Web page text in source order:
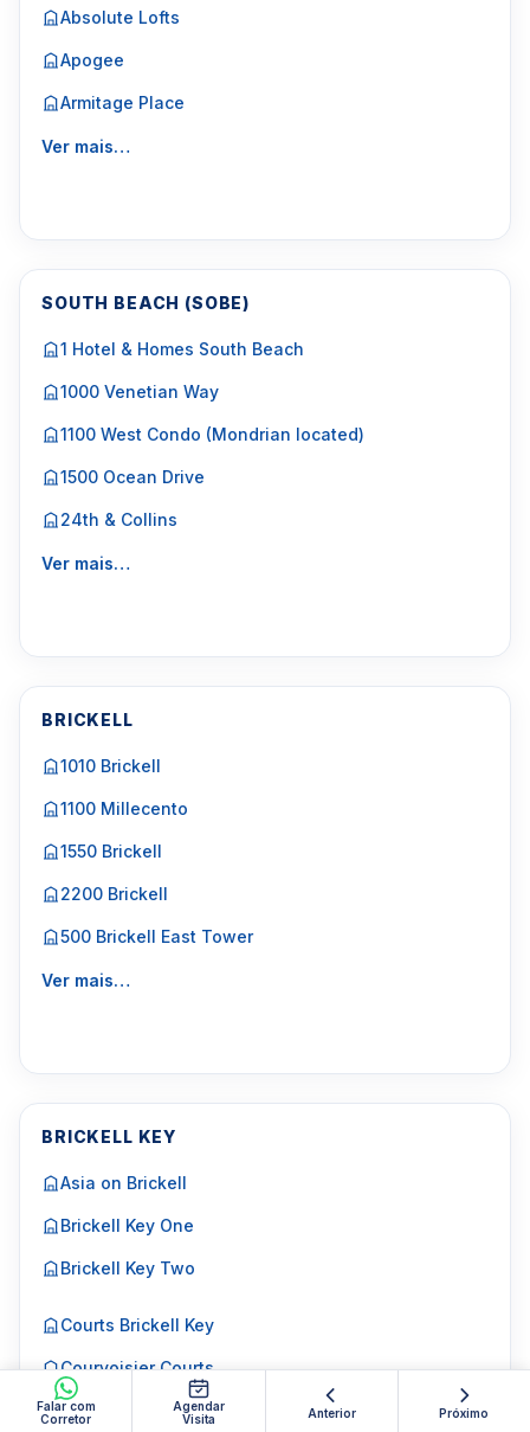
Falar com
Corretor
Agendar
Visita
Anterior Próximo
Absolute Lofts
Apogee
Armitage Place
Ver mais…
SOUTH BEACH (SOBE)
1 Hotel & Homes South Beach
1000 Venetian Way
1100 West Condo (Mondrian located)
1500 Ocean Drive
24th & Collins
Ver mais…
BRICKELL
1010 Brickell
1100 Millecento
1550 Brickell
2200 Brickell
500 Brickell East Tower
Ver mais…
BRICKELL KEY
Asia on Brickell
Brickell Key One
Brickell Key Two
Courts Brickell Key
Courvoisier Courts
Ver mais…